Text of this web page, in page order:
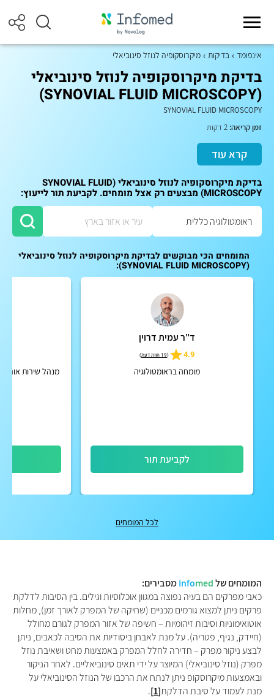
אינפומד בדיקות מיקרוסקופיה לנוזל סינוביאלי
בדיקת מיקרוסקופיה לנוזל סינוביאלי
(SYNOVIAL FLUID MICROSCOPY)
SYNOVIAL FLUID MICROSCOPY
זמן קריאה:
קרא עוד
בדיקת מיקרוסקופיה לנוזל סינוביאלי (SYNOVIAL FLUID
MICROSCOPY) מבצעים רק אצל מומחים. לקביעת תור לייעוץ:
המומחים הכי מבוקשים לבדיקת מיקרוסקופיה לנוזל סינוביאלי
(SYNOVIAL FLUID MICROSCOPY):
ד"ר עמית דרוין
4.9
(19 חוות דעת )
מומחה בראומטולוגיה
לקביעת תור
מנהל שירות
לכל המומחים
המומחים של Infomed
מסבירים:
כאבי מפרקים הם בעיה נפוצה במגוון אוכלוסיות וגילים. בין הסיבות לדלקת
פרקים ניתן למצוא גורמים מכניים (שחיקה של המפרק לאורך זמן), מחלות
אוטואימוניות וסיבות זיהומיות – חשיפה של אזור המפרק לגורם מחולל
(חיידק, נגיף, פטריה). על מנת לאבחן ביסודיות את הסיבה לכאבים, ניתן
לבצע ניקור מפרק – חדירה לחלל המפרק באמצעות מחט ושאיבת נוזל
מפרק (נוזל סינוביאלי) המיוצר על ידי תאים סינוביאליים. לאחר הניקור
ובאמצעות מיקרוסקופ ניתן לנתח את הרכבו של הנוזל הסינוביאלי על
מנת לעמוד על סיבת הדלקת[1]
.